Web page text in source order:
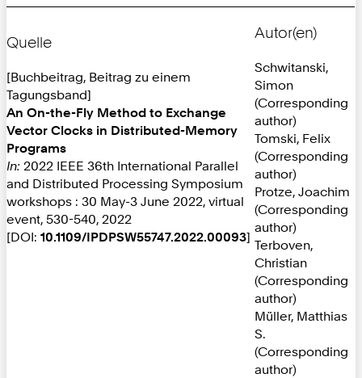
Quelle
[Buchbeitrag, Beitrag zu einem
Tagungsband]
An On-the-Fly Method to Exchange
Vector Clocks in Distributed-Memory
Programs
In: 2022 IEEE 36th International Parallel
and Distributed Processing Symposium
workshops : 30 May-3 June 2022, virtual
event, 530-540, 2022
[DOI: 10.1109/IPDPSW55747.2022.00093]
Autor(en)
Schwitanski,
Simon
(Corresponding
author)
Tomski, Felix
(Corresponding
author)
Protze, Joachim
(Corresponding
author)
Terboven,
Christian
(Corresponding
author)
Müller, Matthias
S.
(Corresponding
author)